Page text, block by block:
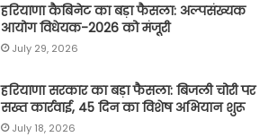
हरियाणा कैबिनेट का बड़ा फैसला: अल्पसंख्यक
आयोग विधेयक-2026 को मंजूरी
July 29, 2026
हरियाणा सरकार का बड़ा फैसला: बिजली चोरी पर
सख्त कार्रवाई, 45 दिन का विशेष अभियान शुरू
July 18, 2026